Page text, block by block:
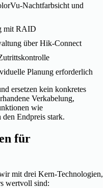
Nachtfarbsicht und
mit RAID
über Hik-Connect
Planung erforderlich
ersetzen kein konkretes
Verkabelung,
wie
Endpreis stark.
für
mit drei Kern-Technologien,
wertvoll sind: